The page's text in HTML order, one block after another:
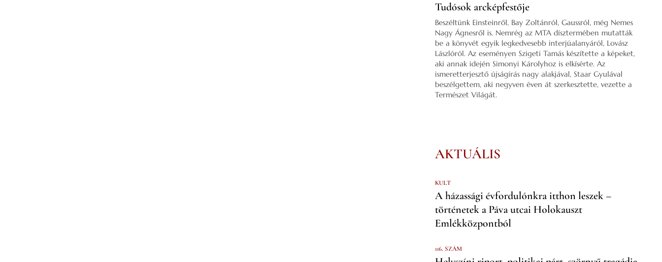
Tudósok arcképfestője
Beszéltünk Einsteinről, Bay Zoltánról, Gaussról, még Nemes
Nagy Ágnesről is. Nemrég az MTA dísztermében mutatták
be a könyvét egyik legkedvesebb interjúalanyáról, Lovász
Lászlóról. Az eseményen Szigeti Tamás készítette a képeket,
aki annak idején Simonyi Károlyhoz is elkísérte. Az
ismeretterjesztő újságírás nagy alakjával, Staar Gyulával
beszélgettem, aki negyven éven át szerkesztette, vezette a
Természet Világát.
AKTUÁLIS
KULT
A házassági évfordulónkra itthon leszek –
történetek a Páva utcai Holokauszt
Emlékközpontból
116. SZÁM